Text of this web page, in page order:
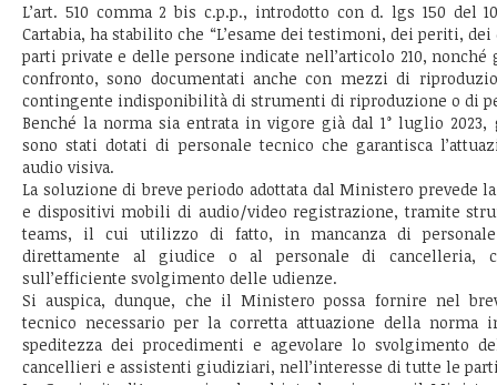
L’art. 510 comma 2 bis c.p.p., introdotto con d. lgs 150 del
Cartabia, ha stabilito che “L’esame dei testimoni, dei periti,
parti private e delle persone indicate nell’articolo 210,
confronto, sono documentati anche con mezzi di
contingente indisponibilità di strumenti di riproduzione o di
Benché la norma sia entrata in vigore già dal 1° luglio
sono stati dotati di personale tecnico che garantisca
audio visiva.
La soluzione di breve periodo adottata dal Ministero prevede
e dispositivi mobili di audio/video registrazione, tramite
teams, il cui utilizzo di fatto, in mancanza di personale
direttamente al giudice o al personale di cancelleria,
sull’efficiente svolgimento delle udienze.
Si auspica, dunque, che il Ministero possa fornire nel
tecnico necessario per la corretta attuazione della norma
speditezza dei procedimenti e agevolare lo svolgimento
cancellieri e assistenti giudiziari, nell’interesse di tutte le